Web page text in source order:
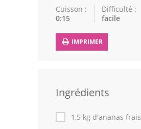
Astuces de cuisine
Fêtes Religieuses
Chefs
Cuisson :
0:15
Difficulté :
facile
IMPRIMER
Ingrédients
1,5 kg d'ananas frais